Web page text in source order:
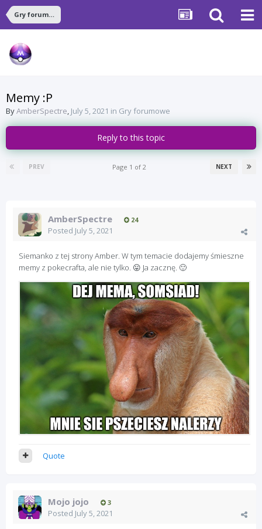
Gry forumowe
Memy :P
ByAmberSpectre, July 5, 2021 in Gry forumowe
Reply to this topic
PREV NEXT
Page 1 of 2
AmberSpectre 24
Posted July 5, 2021
Siemanko z tej strony Amber. W tym temacie dodajemy śmieszne
memy z pokecrafta, ale nie tylko. 😛 Ja zacznę. 🙂
Quote
Mojo jojo 3
Posted July 5, 2021